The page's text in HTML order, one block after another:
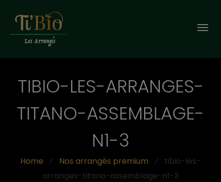
TIBIO-LES-ARRANGES-
TITANO-ASSEMBLAGE-
N1-3
Home ⁄ Nos arrangés premium ⁄ tibio-les-
arranges-titano-assemblage-n1-3